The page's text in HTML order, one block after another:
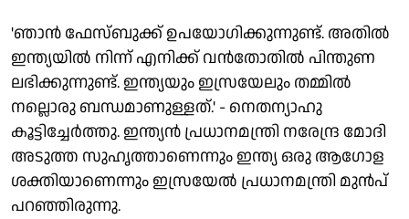
'ഞാന്‍ ഫേസ്ബുക്ക് ഉപയോഗിക്കുന്നുണ്ട്. അതില്‍
ഇന്ത്യയില്‍ നിന്ന് എനിക്ക് വന്‍തോതില്‍ പിന്തുണ
ലഭിക്കുന്നുണ്ട്. ഇന്ത്യയും ഇസ്രയേലും തമ്മില്‍
നല്ലൊരു ബന്ധമാണുള്ളത്.' - നെതന്യാഹു
കൂട്ടിച്ചേര്‍ത്തു. ഇന്ത്യന്‍ പ്രധാനമന്ത്രി നരേന്ദ്ര മോദി
അടുത്ത സുഹൃത്താണെന്നും ഇന്ത്യ ഒരു ആഗോള
ശക്തിയാണെന്നും ഇസ്രയേല്‍ പ്രധാനമന്ത്രി മുന്‍പ്
പറഞ്ഞിരുന്നു.